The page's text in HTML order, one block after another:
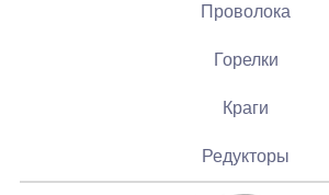
Проволока
Горелки
Краги
Редукторы